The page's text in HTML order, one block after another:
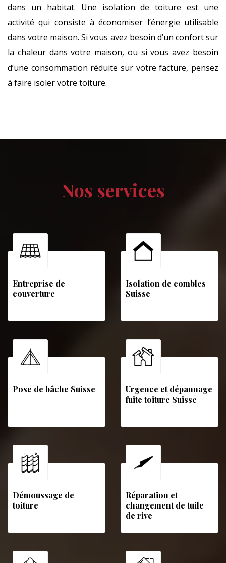
dans un habitat. Une isolation de toiture est une
activité qui consiste à économiser l’énergie utilisable
dans votre maison. Si vous avez besoin d’un confort sur
la chaleur dans votre maison, ou si vous avez besoin
d’une consommation réduite sur votre facture, pensez
à faire isoler votre toiture.
Nos services
Entreprise de
couverture
Isolation de combles
Suisse
Pose de bâche Suisse
Urgence et dépannage
fuite toiture Suisse
Démoussage de
toiture
Réparation et
changement de tuile
de rive